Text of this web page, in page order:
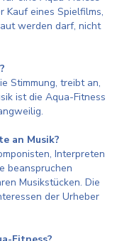
Kauf eines Spielfilms,
werden darf, nicht
Stimmung, treibt an,
ist die Aqua-Fitness
an Musik?
Interpreten
beanspruchen
Musikstücken. Die
der Urheber